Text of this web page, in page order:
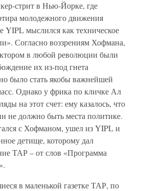
стрит в Нью-Йорке, где
молодежного движения
мыслился как техническое
Согласно воззрениям Хофмана,
в любой революции были
их из-под гнета
было стать якобы важнейшей
Однако у фрика по кличке Ал
на этот счет: ему казалось, что
не должно быть места политике.
с Хофманом, ушел из YIPL и
детище, которому дал
ТАР – от слов «Программа
в маленькой газетке ТАР, по